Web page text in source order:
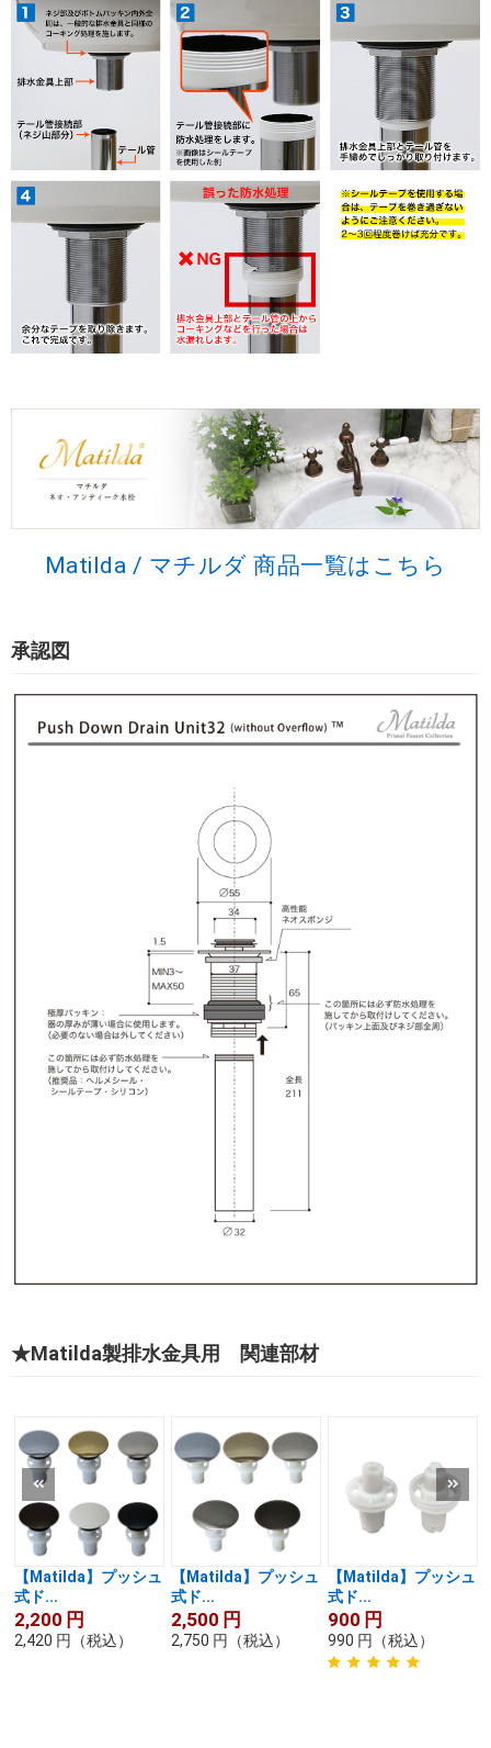
Matilda / マチルダ 商品一覧はこちら
承認図
★Matilda製排水金具用 関連部材
【Matilda】プッシュ
式ド...
2,200 円
2,420 円 （税込）
【Matilda】プッシュ
式ド...
2,500 円
2,750 円 （税込）
【Matilda】プッシュ
式ド...
900 円
990 円 （税込）